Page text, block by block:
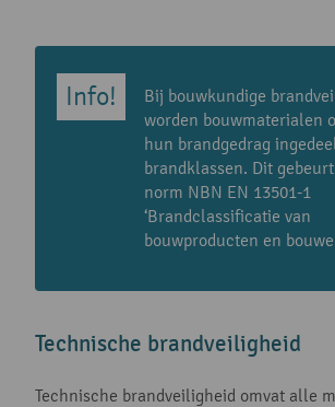
Bij bouwkundige
worden bouwmaterialen
hun brandgedrag
brandklassen. Dit
norm NBN EN 13501-1
‘Brandclassificatie van
bouwproducten en
Technische brandveiligheid
Technische brandveiligheid omvat alle